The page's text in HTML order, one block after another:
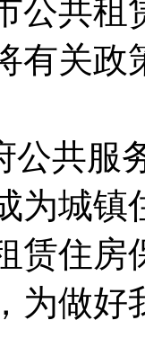
公共
有关政
公共服
为城镇
赁住
为做